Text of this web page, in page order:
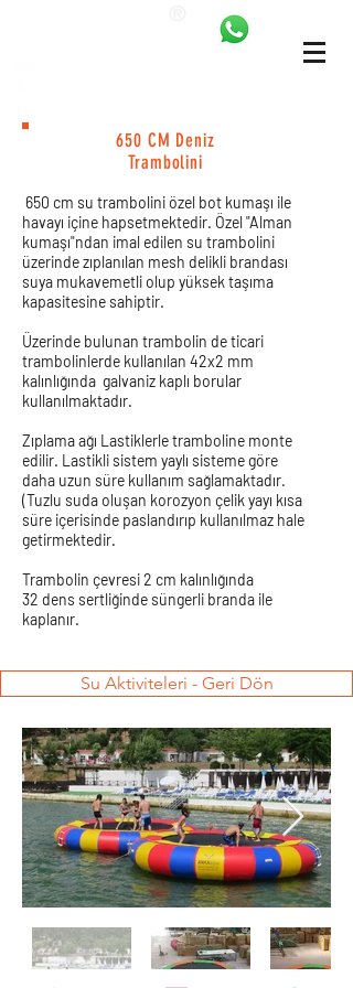
650 CM Deniz
Trambolini
650 cm su trambolini özel bot kumaşı ile
havayı içine hapsetmektedir. Özel "Alman
kumaşı"ndan imal edilen su trambolini
üzerinde zıplanılan mesh delikli brandası
suya mukavemetli olup yüksek taşıma
kapasitesine sahiptir.
Üzerinde bulunan trambolin de ticari
trambolinlerde kullanılan 42x2 mm
kalınlığında galvaniz kaplı borular
kullanılmaktadır.
Zıplama ağı Lastiklerle tramboline monte
edilir. Lastikli sistem yaylı sisteme göre
daha uzun süre kullanım sağlamaktadır.
(Tuzlu suda oluşan korozyon çelik yayı kısa
süre içerisinde paslandırıp kullanılmaz hale
getirmektedir.
Trambolin çevresi 2 cm kalınlığında
32 dens sertliğinde süngerli branda ile
kaplanır.
Su Aktiviteleri - Geri Dön